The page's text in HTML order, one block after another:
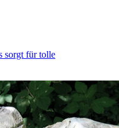
sorgt für tolle